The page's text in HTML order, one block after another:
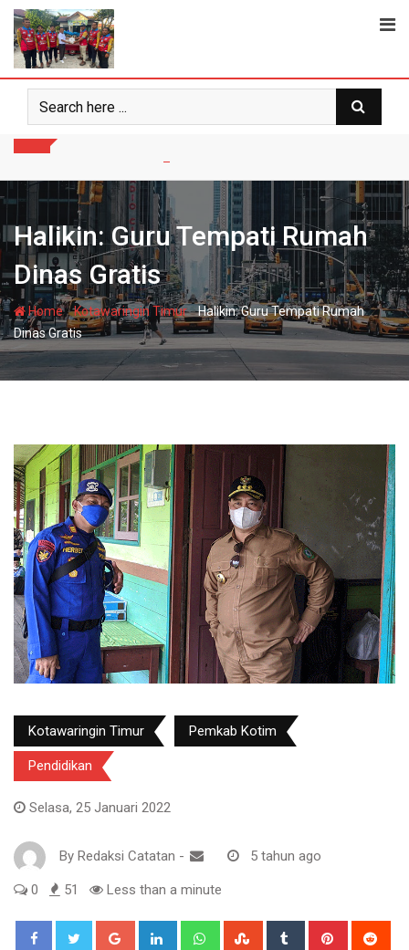
Skip
content
Halikin: Guru Tempati Rumah
Dinas Gratis
Home-Kotawaringin Timur-Halikin: Guru Tempati Rumah
Dinas Gratis
Kotawaringin Timur Pemkab Kotim
Pendidikan
Selasa, 25 Januari 2022
By Redaksi Catatan - 5 tahun ago
0 51 Less than a minute
Google+ LinkedIn WhatsappStumbleUpon
Tumblr Pinterest